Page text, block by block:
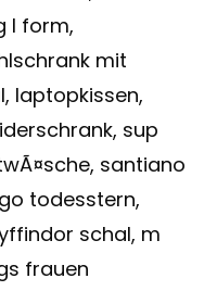
l form,
mit
laptopkissen,
sup
santiano
todesstern,
schal, m
frauen